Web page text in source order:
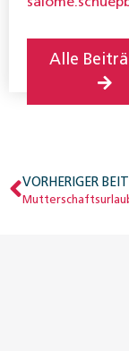
Alle
VORHERIGER